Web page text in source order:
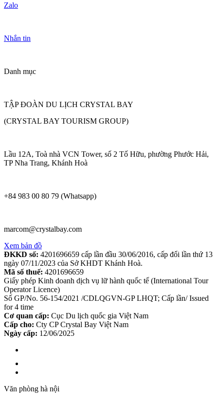
Zalo
Nhắn tin
Danh mục
TẬP ĐOÀN DU LỊCH CRYSTAL BAY
(CRYSTAL BAY TOURISM GROUP)
Lầu 12A, Toà nhà VCN Tower, số 2 Tố Hữu, phường Phước Hải,
TP Nha Trang, Khánh Hoà
+84 983 00 80 79 (Whatsapp)
marcom@crystalbay.com
Xem bản đồ
ĐKKD số: 4201696659 cấp lần đầu 30/06/2016, cấp đổi lần thứ 13
ngày 07/11/2023 của Sở KHDT Khánh Hoà.
Mã số thuế: 4201696659
Giấy phép Kinh doanh dịch vụ lữ hành quốc tế (International Tour
Operator Licence)
Số GP/No. 56-154/2021 /CDLQGVN-GP LHQT; Cấp lần/ Issued
for 4 time
Cơ quan cấp: Cục Du lịch quốc gia Việt Nam
Cấp cho: Cty CP Crystal Bay Việt Nam
Ngày cấp: 12/06/2025
Văn phòng hà nội